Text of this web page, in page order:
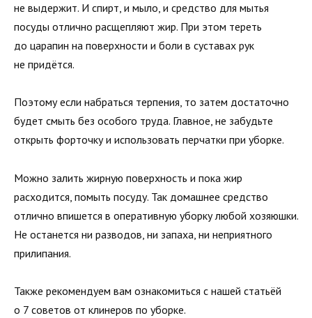
не выдержит. И спирт, и мыло, и средство для мытья
посуды отлично расщепляют жир. При этом тереть
до царапин на поверхности и боли в суставах рук
не придётся.
Поэтому если набраться терпения, то затем достаточно
будет смыть без особого труда. Главное, не забудьте
открыть форточку и использовать перчатки при уборке.
Можно залить жирную поверхность и пока жир
расходится, помыть посуду. Так домашнее средство
отлично впишется в оперативную уборку любой хозяюшки.
Не останется ни разводов, ни запаха, ни неприятного
прилипания.
Также рекомендуем вам ознакомиться с нашей статьёй
о 7 советов от клинеров по уборке.